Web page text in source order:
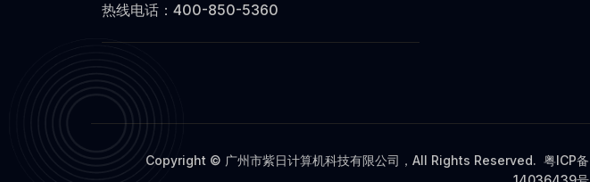
热线电话：400-850-5360
Copyright © 广州市紫日计算机科技有限公司，All Rights Reserved. 粤ICP备